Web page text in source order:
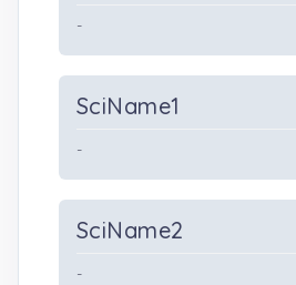
-
SciName1
-
SciName2
-